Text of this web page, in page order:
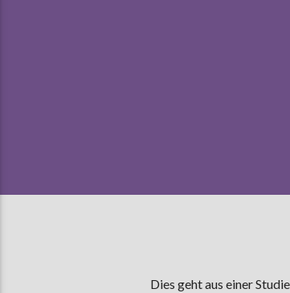
Dies geht aus einer